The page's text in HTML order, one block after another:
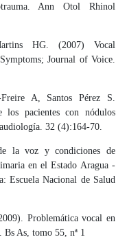
Ann Otol Rhinol
HG. (2007) Vocal
Journal of Voice.
A, Santos Pérez S.
los pacientes con nódulos
32 (4):164-70.
la voz y condiciones de
en el Estado Aragua -
Escuela Nacional de Salud
Problemática vocal en
As, tomo 55, nª 1